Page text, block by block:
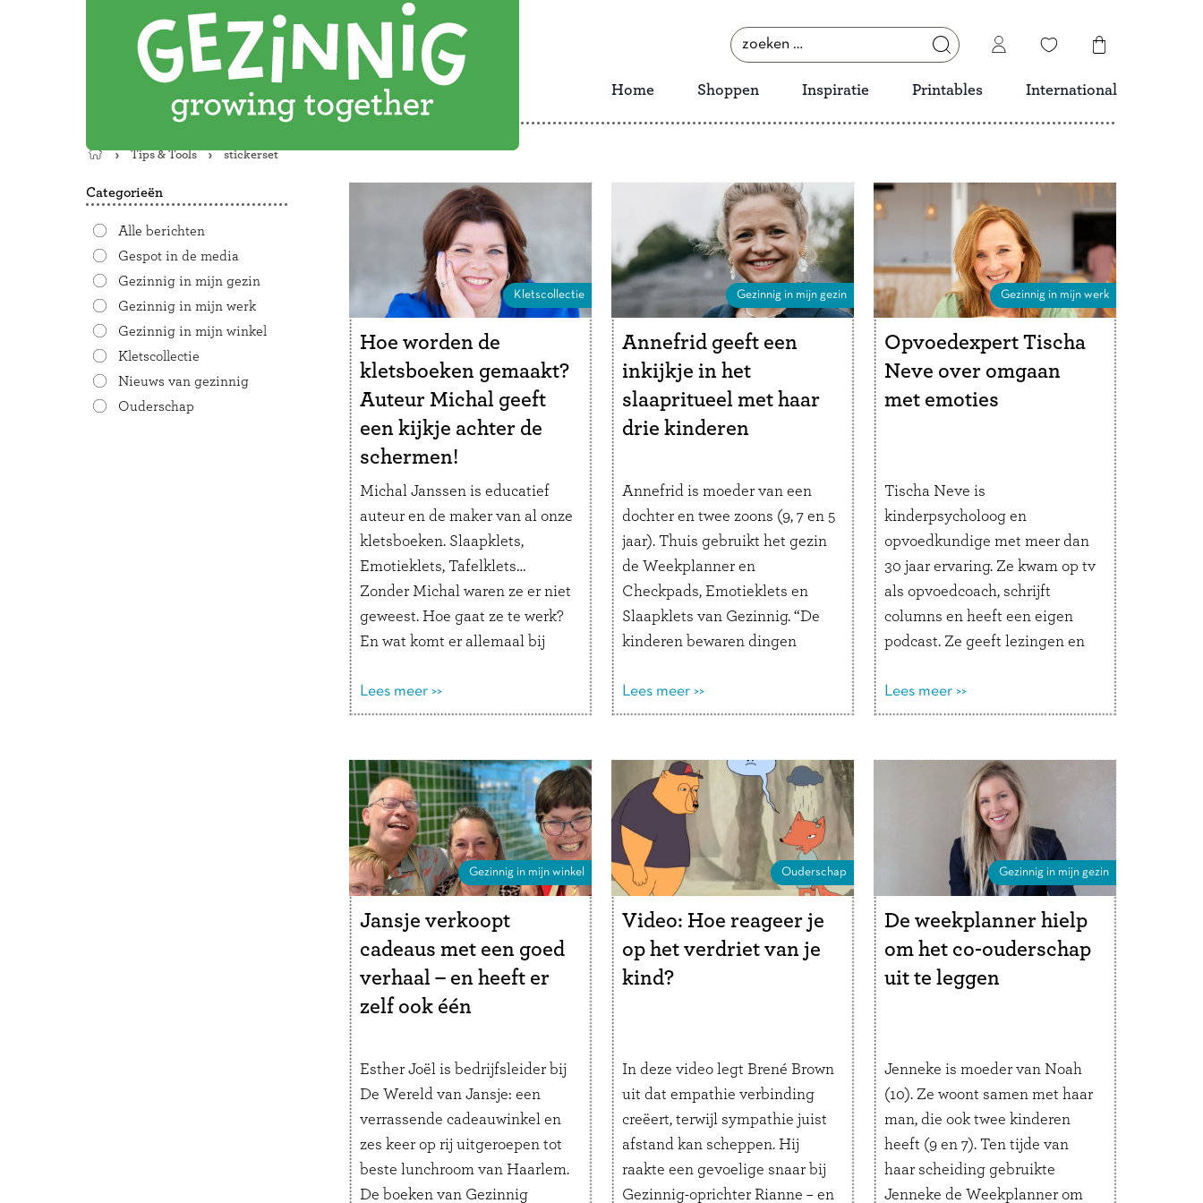
zoeken
naar:
Home Shoppen Inspiratie Printables International
Terug
de
Tips & Tools stickerset
Categorieën
Alle berichten
Gespot in de media
Gezinnig in mijn gezin
Gezinnig in mijn werk
Gezinnig in mijn winkel
Kletscollectie
Nieuws van gezinnig
Ouderschap
Kletscollectie
Hoe worden de
kletsboeken gemaakt?
Auteur Michal geeft
een kijkje achter de
schermen!
Michal Janssen is educatief
auteur en de maker van al onze
kletsboeken. Slaapklets,
Emotieklets, Tafelklets…
Zonder Michal waren ze er niet
geweest. Hoe gaat ze te werk?
En wat komt er allemaal bij
hoe kletsboeken tot stand
komen. Hoe ben je educatief
wilde ik altijd juffrouw …Lees
verder
Lees meer >>
Gezinnig in mijn gezin
Annefrid geeft een
inkijkje in het
slaapritueel met haar
drie kinderen
Annefrid is moeder van een
dochter en twee zoons (9, 7 en 5
jaar). Thuis gebruikt het gezin
de Weekplanner en
Checkpads, Emotieklets en
Slaapklets van Gezinnig. “De
kinderen bewaren dingen
moment.” Hoe helpen de
Gezinnig-producten jouw
Weekplanner en de Checkpads
superfijne producten die de
chaos in ons …
Lees verder
Lees meer >>
Gezinnig in mijn werk
Opvoedexpert Tischa
Neve over omgaan
met emoties
Tischa Neve is
kinderpsycholoog en
opvoedkundige met meer dan
30 jaar ervaring. Ze kwam op tv
als opvoedcoach, schrijft
columns en heeft een eigen
podcast. Ze geeft lezingen en
over opvoeden. Ook is ze co-
auteur van Emotieklets. Wat
eindeloos interessant
onderwerp voor jou? “Er zijn
verschillende opvoedstijlen en
Lees verder
Lees meer >>
Gezinnig in mijn winkel
Jansje verkoopt
cadeaus met een goed
verhaal – en heeft er
zelf ook één
Esther Joël is bedrijfsleider bij
De Wereld van Jansje: een
verrassende cadeauwinkel en
zes keer op rij uitgeroepen tot
beste lunchroom van Haarlem.
De boeken van Gezinnig
Ouderschap
Video: Hoe reageer je
op het verdriet van je
kind?
In deze video legt Brené Brown
uit dat empathie verbinding
creëert, terwijl sympathie juist
afstand kan scheppen. Hij
raakte een gevoelige snaar bij
Gezinnig-oprichter Rianne – en
Gezinnig in mijn gezin
De weekplanner hielp
om het co-ouderschap
uit te leggen
Jenneke is moeder van Noah
(10). Ze woont samen met haar
man, die ook twee kinderen
heeft (9 en 7). Ten tijde van
haar scheiding gebruikte
Jenneke de Weekplanner om